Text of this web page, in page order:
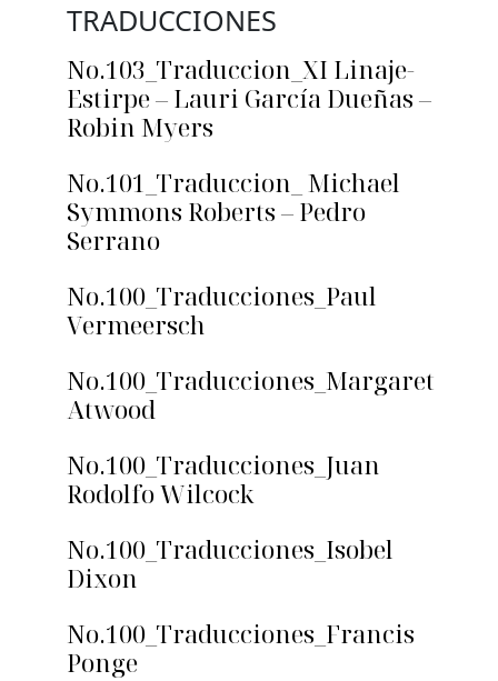
TRADUCCIONES
No.103_Traduccion_XI Linaje-
Estirpe – Lauri García Dueñas –
Robin Myers
No.101_Traduccion_ Michael
Symmons Roberts – Pedro
Serrano
No.100_Traducciones_Paul
Vermeersch
No.100_Traducciones_Margaret
Atwood
No.100_Traducciones_Juan
Rodolfo Wilcock
No.100_Traducciones_Isobel
Dixon
No.100_Traducciones_Francis
Ponge